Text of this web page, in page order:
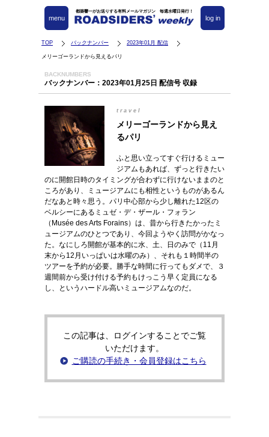
都築響一がお送りする有料メールマガジン 毎週水曜日発行！
log in
menu
TOP バックナンバー 2023年01月 配信
メリーゴーランドから見えるパリ
BACKNUMBERS
バックナンバー：2023年01月25日 配信号 収録
travel
メリーゴーランドから見え
るパリ
ふと思い立ってすぐ行けるミュー
ジアムもあれば、ずっと行きたい
のに開館日時のタイミングが合わずに行けないままのと
ころがあり、ミュージアムにも相性というものがあるん
だなあと時々思う。パリ中心部から少し離れた12区の
ベルシーにあるミュゼ・デ・ザール・フォラン
（Musée des Arts Forains）は、昔から行きたかったミ
ュージアムのひとつであり、今回ようやく訪問がかなっ
た。なにしろ開館が基本的に水、土、日のみで（11月
末から12月いっぱいは水曜のみ）、それも１時間半の
ツアーを予約が必要。勝手な時間に行ってもダメで、３
週間前から受け付ける予約もけっこう早く定員になる
し、というハードル高いミュージアムなのだ。
この記事は、ログインすることでご覧
いただけます。
ご購読の手続き・会員登録はこちら